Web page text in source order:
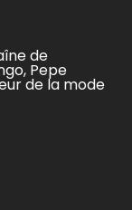
de
Pepe
de la mode